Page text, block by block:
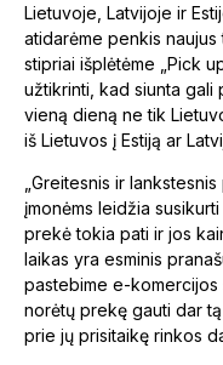
Lietuvoje, Latvijoje ir
atidarėme penkis
stipriai išplėtėme „Pick
užtikrinti, kad siunta gali
vieną dieną ne tik
iš Lietuvos į Estiją ar
„Greitesnis ir
įmonėms leidžia
prekė tokia pati ir jos
laikas yra esminis
pastebime e-
norėtų prekę gauti dar
prie jų prisitaikę rinkos